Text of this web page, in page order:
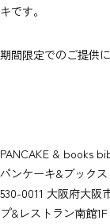
キです。
期間限定でのご提供
PANCAKE & books
パンケーキ&ブック
530-0011 大阪府大
プ&レストラン南館1F